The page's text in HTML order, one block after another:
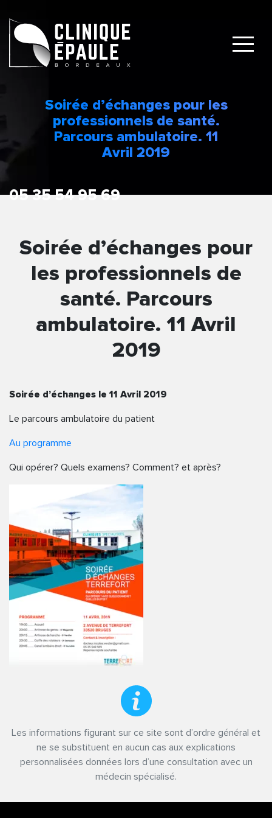
Soirée d’échanges pour les
professionnels de santé.
Parcours ambulatoire. 11
Avril 2019
Soirée d’échanges pour
les professionnels de
santé. Parcours
ambulatoire. 11 Avril
2019
Soirée d’échanges le 11 Avril 2019
Le parcours ambulatoire du patient
Au programme
Qui opérer? Quels examens? Comment? et après?
Les informations figurant sur ce site sont d’ordre général et
ne se substituent en aucun cas aux explications
personnalisées données lors d’une consultation avec un
médecin spécialisé.